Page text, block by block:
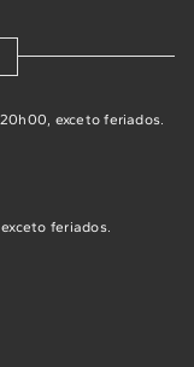
exceto feriados.
feriados.